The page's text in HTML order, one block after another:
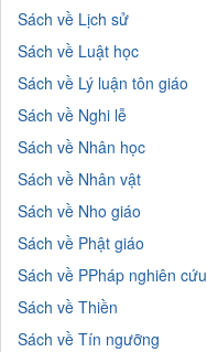
Sách về Lịch sử
Sách về Luật học
Sách về Lý luận tôn giáo
Sách về Nghi lễ
Sách về Nhân học
Sách về Nhân vật
Sách về Nho giáo
Sách về Phật giáo
Sách về PPháp nghiên cứu
Sách về Thiền
Sách về Tín ngưỡng